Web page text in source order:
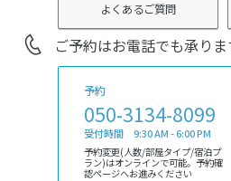
よくあるご質問
ご予約はお電話でも承りま
予約
050-3134-8099
受付時間 9:30 AM - 6:00 PM
予約変更(人数/部屋タイプ/宿泊プ
ラン)はオンラインで可能。予約確
認ページへお進みください